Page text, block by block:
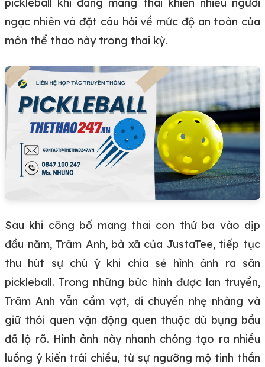
ngạc nhiên và đặt câu hỏi về mức độ an toàn của
môn thể thao này trong thai kỳ.
Sau khi công bố mang thai con thứ ba vào dịp
đầu năm, Trâm Anh, bà xã của JustaTee, tiếp tục
thu hút sự chú ý khi chia sẻ hình ảnh ra sân
pickleball. Trong những bức hình được lan truyền,
Trâm Anh vẫn cầm vợt, di chuyển nhẹ nhàng và
giữ thói quen vận động quen thuộc dù bụng bầu
đã lộ rõ. Hình ảnh này nhanh chóng tạo ra nhiều
luồng ý kiến trái chiều, từ sự ngưỡng mộ tinh thần